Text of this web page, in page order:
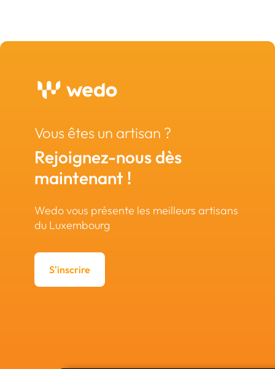
Vous êtes un artisan ?
Rejoignez-nous dès
maintenant !
Wedo vous présente les meilleurs artisans
du Luxembourg
S'inscrire